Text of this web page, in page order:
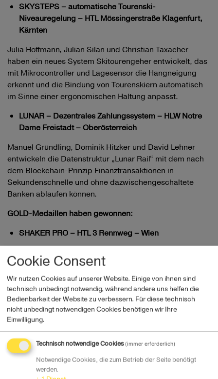
SKYSTEPS – automatische Tourenski-
Niveauregelung – HTL Mössingerstraße Klagenfurt,
Kärnten
Julia Hoffmann, Julian Silan und Christian Taxacher
haben ein neues System Skitourengeher entwickelt, das
mit Mikrocontroller und Lagesensor die Hangneigung
erkennt und die Bindung von Tourenskiern automatisch
im Sinne einer ergonomischen Haltung anpasst.
LUNAR – Dezentrales Zahlungssystem – HLW Notre
Dame Freistadt – Oberösterreich
Manuel Gründling, Dominik Hitzker und David Lehner
entwickeln die Datenstruktur „Lunar Rail“ mit dem nach
dem Blockchain-Prinzip Finanztransaktionen in
Sekundenschnelle und ohne dazwischengeschaltete
Banken ablaufen können.
GOLD-Medaillen haben gewonnen:
SHAKER PRO – HTL 3 Rennweg – Wien
Richard Zhang entwickelten eine Kombination aus
Trinkflasche und Trainings-App, die das mitgeführte
Gewicht beim Sport senkt.
THE MISSING LINK - Snowboardbindung – HTL
Ottakring, Wien
Niklas Pasterniak und Philip Schwarzenecker
entwickelten eine innovative Bindung, die neben einem
bequemeren Einstieg in den und Ausstieg aus dem
Snowboardschuh eine bessere Kontrolle über das Board
Cookie Consent
Wir nutzen Cookies auf unserer Website. Einige von ihnen sind
technisch unbedingt notwendig, während andere uns helfen die
Bedienbarkeit der Website zu verbessern. Für diese technisch
nicht unbedingt notwendigen Cookies benötigen wir Ihre
Einwilligung.
Technisch notwendige Cookies(immer erforderlich)
Notwendige Cookies, die zum Betrieb der Seite benötigt
werden.